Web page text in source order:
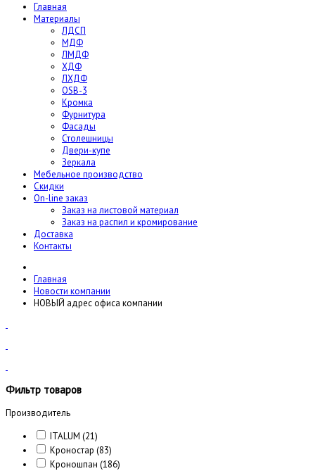
Главная
Материалы
ЛДСП
МДФ
ЛМДФ
ХДФ
ЛХДФ
OSB-3
Кромка
Фурнитура
Фасады
Столешницы
Двери-купе
Зеркала
Мебельное производство
Скидки
On-line заказ
Заказ на листовой материал
Заказ на распил и кромирование
Доставка
Контакты
Главная
Новости компании
НОВЫЙ адрес офиса компании
Фильтр товаров
Производитель
ITALUM (21)
Кроностар (83)
Кроношпан (186)